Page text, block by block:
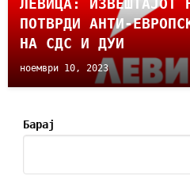
ЛЕВИЦА: ИЗВЕШТАЈОТ
ПОТВРДИ АНТИ-
НА СДС И ДУИ
ноември 10, 2023
Барај